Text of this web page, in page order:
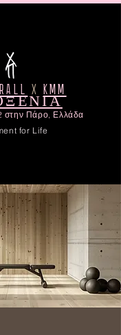
X KMM
στην Πάρο, Ελλάδα
for Life